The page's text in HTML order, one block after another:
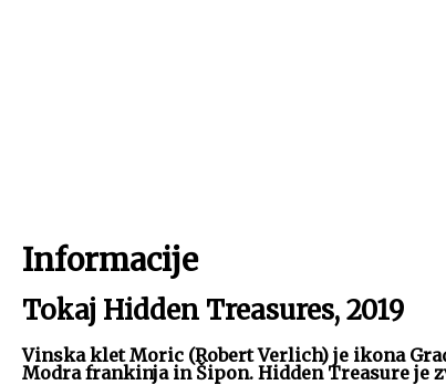
Informacije
Tokaj Hidden Treasures, 2019
Vinska klet Moric (Robert Verlich) je ikona
Modra frankinja in Šipon. Hidden Treasure je